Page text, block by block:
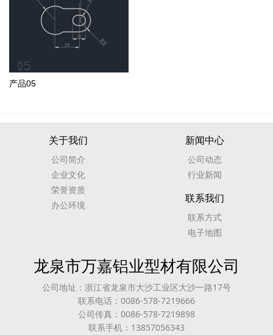
产品05
关于我们
公司简介
企业文化
荣誉资质
办公环境
新闻中心
公司动态
行业新闻
联系我们
联系方式
电子地图
龙泉市万嘉铝业型材有限公司
公司地址：浙江省龙泉市大沙工业区大沙一路17号
联系电话：0086-578-7219666
公司传真：0086-578-7219898
联系手机：13857056343